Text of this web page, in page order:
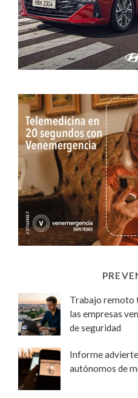
Trabajo remoto
las empresas
de seguridad
Informe
autónomos de